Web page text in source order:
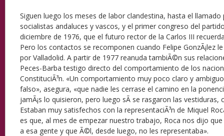
Siguen luego los meses de labor clandestina, hasta el
socialistas andaluces y vascos, y el primer congreso del
diciembre de 1976, que el futuro rector de la Carlos III
Pero los contactos se recomponen cuando Felipe GonzÃ¡lez
por Valladolid. A partir de 1977 reanuda tambiÃ©n sus
Peces-Barba testigo directo del comportamiento de los
ConstituciÃ³n. «Un comportamiento muy poco claro y
falso», asegura, «que nadie les cerrase el camino en la
jamÃ¡s lo quisieron, pero luego sÃ­ se rasgaron las vestiduras,
Estaban muy satisfechos con la representaciÃ³n de Miquel
es que, al mes de empezar nuestro trabajo, Roca nos dijo
a esa gente y que Ã©l, desde luego, no les representaba».